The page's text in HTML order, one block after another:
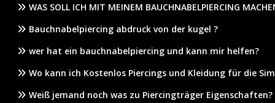
WAS SOLL ICH MIT MEINEM BAUCHNABELPIERCING
Bauchnabelpiercing abdruck von der kugel ?
wer hat ein bauchnabelpiercing und kann mir helfen?
Wo kann ich Kostenlos Piercings und Kleidung für die
Weiß jemand noch was zu Piercingträger Eigenschaften?